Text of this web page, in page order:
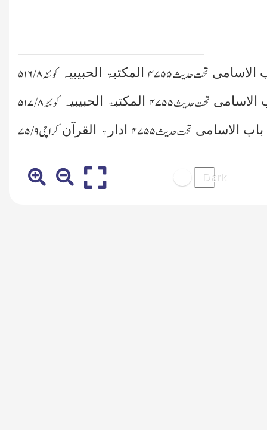
الاسامی تحت حدیث۴۷۵۵ المکتبۃ الحبیبیہکوئٹہ۸ /۵۱۶
الاسامی تحت حدیث۴۷۵۵ المکتبۃ الحبیبیہکوئٹہ۸ /۵۱۷
الاسامی تحت حدیث۴۷۵۵ ادارۃ القرآنکراچی۹ /۷۵